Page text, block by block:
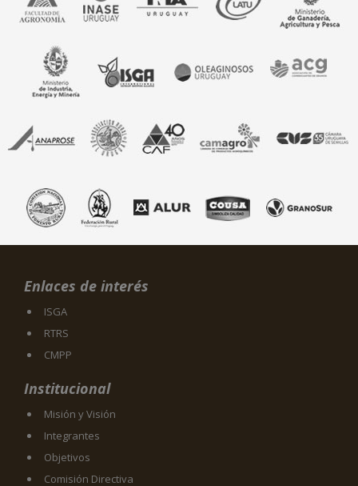
Enlaces de interés
ISGA
RTRS
CMPP
Institucional
Misión y Visión
Integrantes
Objetivos
Comisión Directiva